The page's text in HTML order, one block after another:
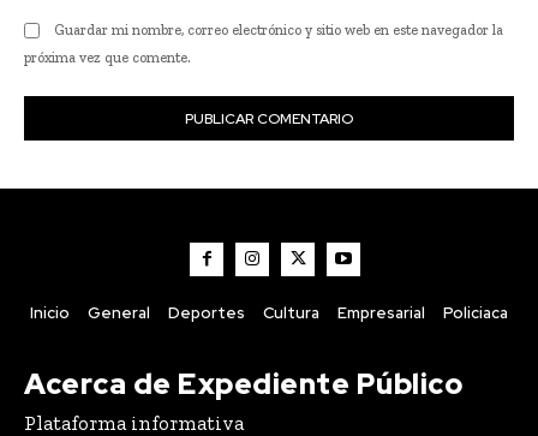
Guardar mi nombre, correo electrónico y sitio web en este navegador la
próxima vez que comente.
Inicio General Deportes Cultura Empresarial Policiaca
Acerca de Expediente Público
Plataforma informativa